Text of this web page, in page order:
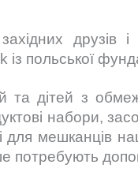
друзів
польської
та дітей з
набори,
для мешканців
потребують